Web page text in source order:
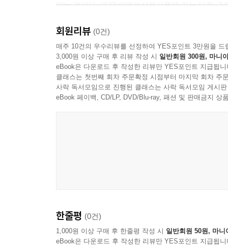
있는 것이다. 제23 약왕보살본사품에 있는 다음
“이 법화경은 능히 일체 중생들을 구원할 수 있
법화경을 듣고 직접 쓰거나 남을 시켜서 쓰게
많으니라.” 아무쪼록 법화경 사경 공덕을 통해
법화경의 가르침을 체득할 수 있기를 기대한다.
회원리뷰 (0건)
매주 10건의 우수리뷰를 선정하여 YES포인트 3만원을 드
3,000원 이상 구매 후 리뷰 작성 시 일반회원 300원, 마니
eBook은 다운로드 후 작성한 리뷰만 YES포인트 지급됩니
클래스는 첫번째 회차 주문확정 시점부터 마지막 회차 주
사락 독서모임으로 진행된 클래스는 사락 독서모임 게시
eBook 페이백, CD/LP, DVD/Blu-ray, 패션 및 판매금지 상
한줄평 (0건)
1,000원 이상 구매 후 한줄평 작성 시 일반회원 50원, 마니
eBook은 다운로드 후 작성한 리뷰만 YES포인트 지급됩니